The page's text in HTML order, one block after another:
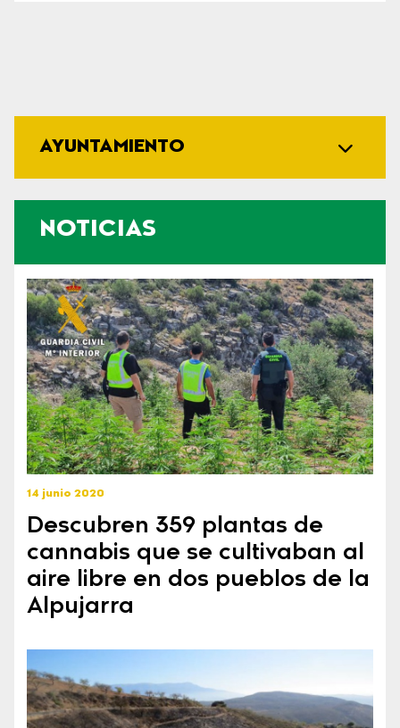
AYUNTAMIENTO
NOTICIAS
14 junio 2020
Descubren 359 plantas de
cannabis que se cultivaban al
aire libre en dos pueblos de la
Alpujarra